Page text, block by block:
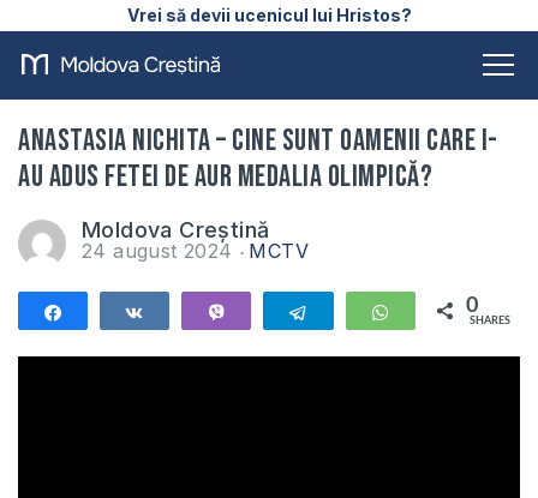
Vrei să devii ucenicul lui Hristos?
Anastasia Nichita – Cine sunt oamenii care i-
au adus fetei de aur medalia olimpică?
Moldova Creștină
24 august 2024 MCTV
Telegram WhatsApp
0
SHARES